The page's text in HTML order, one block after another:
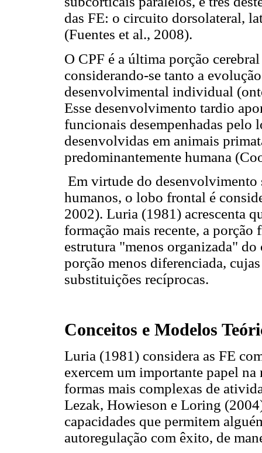
das FE: o circuito dorsolateral,
(Fuentes et al., 2008).
O CPF é a última porção
considerando-se tanto a
desenvolvimental individual
Esse desenvolvimento tardio
funcionais desempenhadas pelo
desenvolvidas em animais
predominantemente humana
Em virtude do desenvolvimento
humanos, o lobo frontal é
2002). Luria (1981) acrescenta
formação mais recente, a porção
estrutura "menos organizada"
porção menos diferenciada,
substituições recíprocas.
Conceitos e Modelos
Luria (1981) considera as FE
exercem um importante papel
formas mais complexas de
Lezak, Howieson e Loring
capacidades que permitem
autoregulação com êxito, de